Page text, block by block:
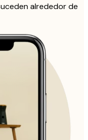
alrededor de